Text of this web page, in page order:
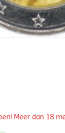
Meer dan 18